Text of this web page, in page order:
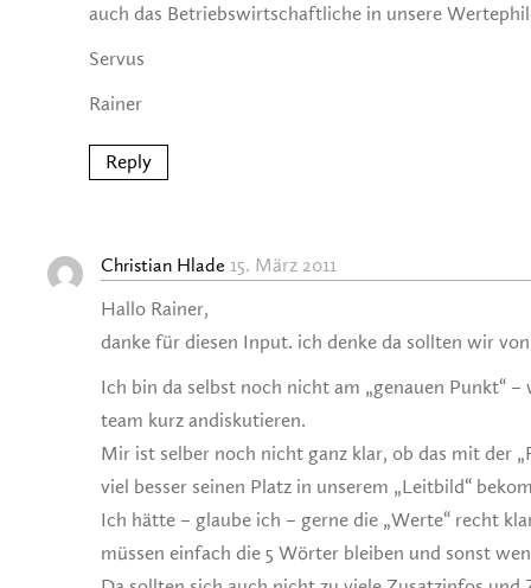
auch das Betriebswirtschaftliche in unsere
Servus
Rainer
Reply
Christian Hlade 15. März 2011
Hallo Rainer,
danke für diesen Input. ich denke da sollten wir
Ich bin da selbst noch nicht am „genauen Punkt“
team kurz andiskutieren.
Mir ist selber noch nicht ganz klar, ob das mit der
viel besser seinen Platz in unserem „Leitbild“
Ich hätte – glaube ich – gerne die „Werte“ recht
müssen einfach die 5 Wörter bleiben und sonst